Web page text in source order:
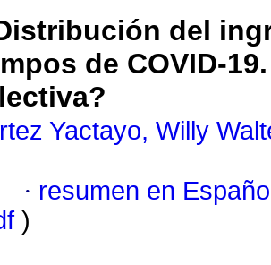
del
de COVID-
Yactayo, Willy
· resumen en
)